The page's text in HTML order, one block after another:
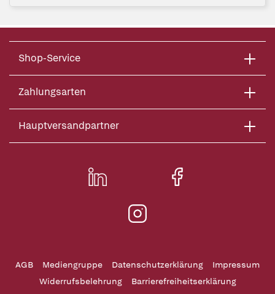
Shop-Service
Zahlungsarten
Hauptversandpartner
AGB Mediengruppe Datenschutzerklärung
Impressum
Widerrufsbelehrung
Barrierefreiheitserklärung